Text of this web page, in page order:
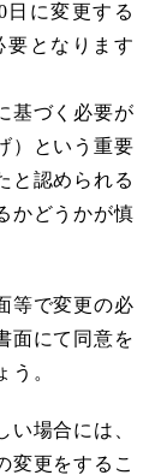
日に変更する
要となります
基づく必要が
）という重要
と認められる
かどうかが慎
等で変更の必
面にて同意を
。
場合には、
変更をするこ